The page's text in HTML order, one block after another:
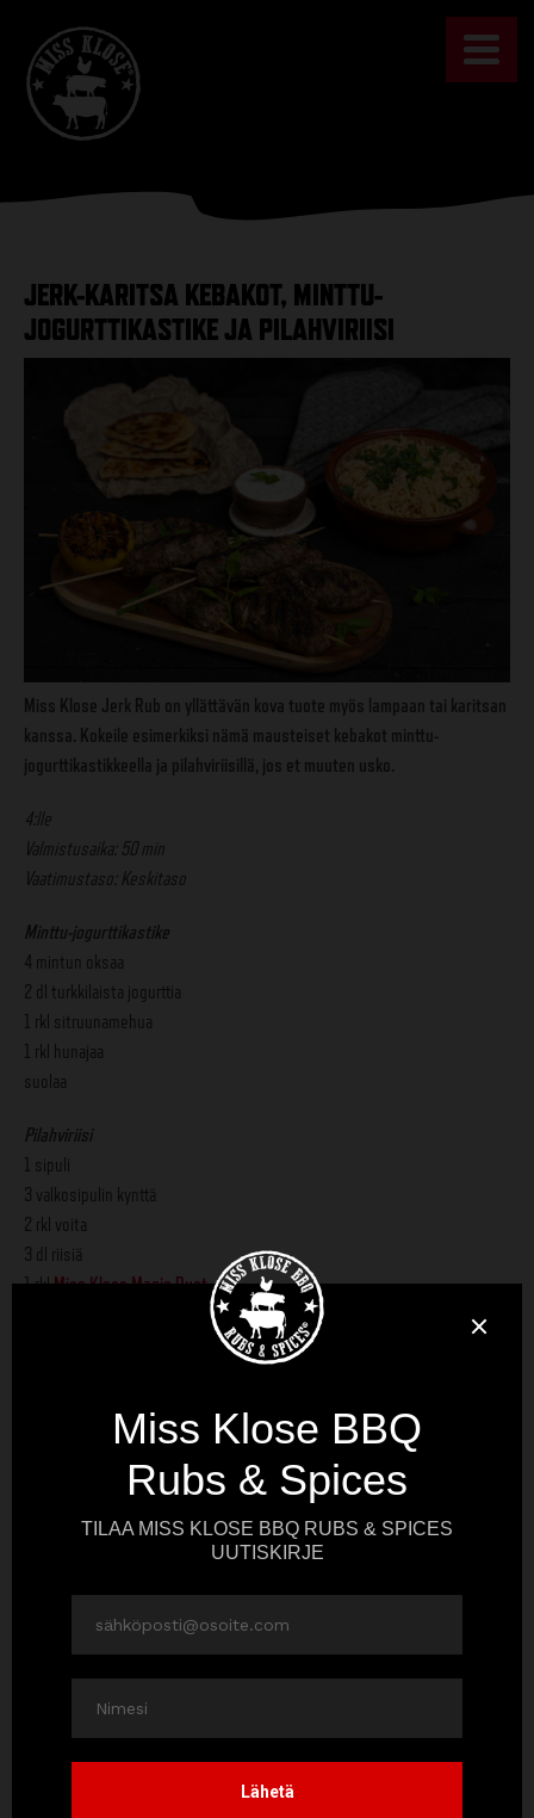
content
JERK-KARITSA KEBAKOT, MINTTU-
JOGURTTIKASTIKE JA PILAHVIRIISI
Miss Klose Jerk Rub on yllättävän kova tuote myös lampaan tai karitsan
kanssa. Kokeile esimerkiksi nämä mausteiset kebakot minttu-
jogurttikastikkeella ja pilahviriisillä, jos et muuten usko.
4:lle
Valmistusaika: 50 min
Vaatimustaso: Keskitaso
Minttu-jogurttikastike
4 mintun oksaa
2 dl turkkilaista jogurttia
1 rkl sitruunamehua
1 rkl hunajaa
suolaa
Pilahviriisi
1 sipuli
3 valkosipulin kynttä
2 rkl voita
3 dl riisiä
1 rklMiss Klose Magic Dust
2 valkosipulin kynttä
500 g karitsan jauhelihaa
Miss Klose Jerk Rub
minttua
Hienonna minttu minttu-jogurttikastiketta varten. Sekoita kaikki kastikkeen
Hienonna riisipilahvin sipuli ja valkosipulin kynnet. Kuullota kattilassa
voissa ja lisää sitten riisi. Kuullota kunnes riisi muuttuu läpinäkyväksi.